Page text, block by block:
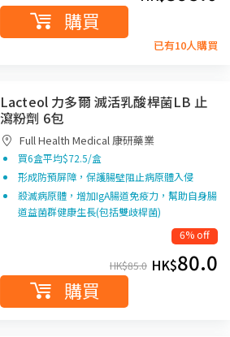
購買
已有10人購買
Lacteol 力多爾 滅活乳酸桿菌LB 止
瀉粉劑 6包
Full Health Medical 康研藥業
買6盒平均$72.5/盒
形成防預屏障，保護腸壁阻止病原體入侵
殺滅病原體，增加IgA腸道免疫力，幫助自身腸
道益菌群健康生長(包括雙歧桿菌)
6% off
HK$85.0 HK$80.0
購買